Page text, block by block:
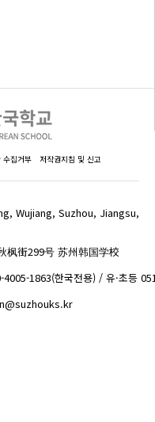
수집거부 저작권지침 및 신고
Wujiang, Suzhou, Jiangsu,
枫街299号 苏州韩国学校
1863(한국전용) / 유·초등